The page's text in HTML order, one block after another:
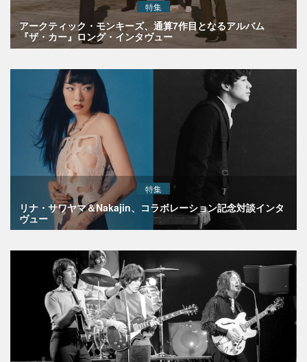
特集
アークティック・モンキーズ、通算7作目となるアルバム
『ザ・カー』ロング・インタヴュー
特集
リナ・サワヤマ＆Nakajin、コラボレーション記念対談インタ
ヴュー